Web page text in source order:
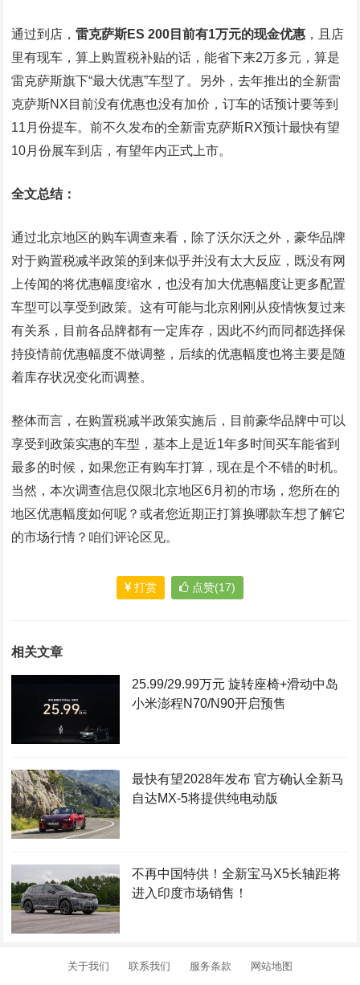
通过到店，雷克萨斯ES 200目前有1万元的现金优惠 ，且店
里有现车，算上购置税补贴的话，能省下来2万多元，算是
雷克萨斯旗下“最大优惠”车型了。另外，去年推出的全新雷
克萨斯NX目前没有优惠也没有加价，订车的话预计要等到
11月份提车。前不久发布的全新雷克萨斯RX预计最快有望
10月份展车到店，有望年内正式上市。
全文总结：
通过北京地区的购车调查来看，除了沃尔沃之外，豪华品牌
对于购置税减半政策的到来似乎并没有太大反应，既没有网
上传闻的将优惠幅度缩水，也没有加大优惠幅度让更多配置
车型可以享受到政策。这有可能与北京刚刚从疫情恢复过来
有关系，目前各品牌都有一定库存，因此不约而同都选择保
持疫情前优惠幅度不做调整，后续的优惠幅度也将主要是随
着库存状况变化而调整。
整体而言，在购置税减半政策实施后，目前豪华品牌中可以
享受到政策实惠的车型，基本上是近1年多时间买车能省到
最多的时候，如果您正有购车打算，现在是个不错的时机。
当然，本次调查信息仅限北京地区6月初的市场，您所在的
地区优惠幅度如何呢？或者您近期正打算换哪款车想了解它
的市场行情？咱们评论区见。
打赏 点赞(17)
相关文章
25.99/29.99万元 旋转座椅+滑动中岛
小米澎程N70/N90开启预售
最快有望2028年发布 官方确认全新马
自达MX-5将提供纯电动版
不再中国特供！全新宝马X5长轴距将
进入印度市场销售！
关于我们 联系我们 服务条款 网站地图